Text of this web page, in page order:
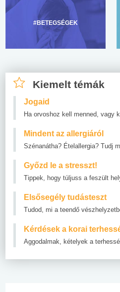
#BETEGSÉGEK
Kiemelt témák
Jogaid
Ha orvoshoz kell menned, vagy
Mindent az allergiáról
Szénanátha? Ételallergia? Tudj
Győzd le a stresszt!
Tippek, hogy túljuss a feszült
Elsősegély tudásteszt
Tudod, mi a teendő
Kérdések a korai
Aggodalmak, kételyek a